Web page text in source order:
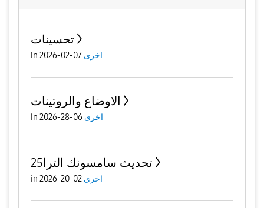
تحسينات
in اخرى 07-02-2026
الاوضاع والروتينات
in اخرى 06-28-2026
تحديث سامسونك الترا25
in اخرى 02-20-2026